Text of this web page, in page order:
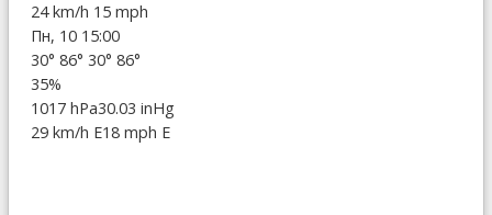
24 km/h 15 mph
Пн, 10 15:00
30° 86° 30° 86°
35%
1017 hPa30.03 inHg
29 km/h E18 mph E